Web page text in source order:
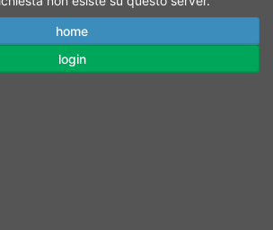
home
login